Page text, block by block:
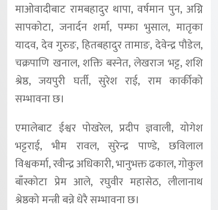
माओवादीबाट रामबहादुर थापा, वर्षमान पुन, अग्नि
सापकोटा, जनार्दन शर्मा, पम्फा भुसाल, मातृका
यादव, देव गुरुङ, हितबहादुर तामाङ, देवेन्द्र पौडेल,
चक्रपाणि खनाल, शक्ति बस्नेत, लेखराज भट्ट, शशि
श्रेष्ठ, जयपुरी घर्ती, सुरेश राई, राम कार्कीको
सम्भावना छ।
एमालेबाट ईश्वर पोखरेल, प्रदीप ज्ञवाली, योगेश
भट्टराई, भीम रावल, सुरेन्द्र पाण्डे, छविलाल
विश्वकर्मा, रवीन्द्र अधिकारी, भानुभक्त ढकाल, गोकुल
बाँस्कोटा प्रेम आले, रघुवीर महासेठ, लीलानाथ
श्रेष्ठको मन्त्री बन्ने धेरै सम्भावना छ।